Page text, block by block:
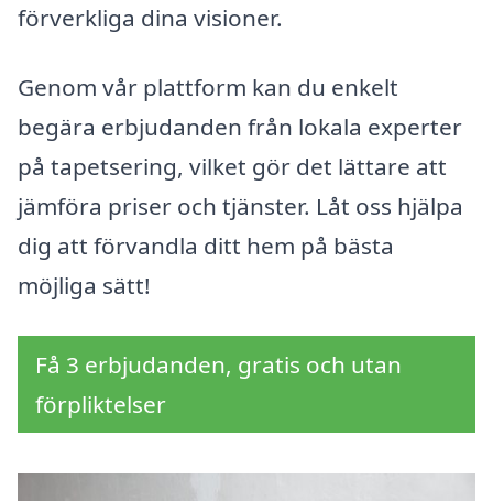
förverkliga dina visioner.
Genom vår plattform kan du enkelt
begära erbjudanden från lokala experter
på tapetsering, vilket gör det lättare att
jämföra priser och tjänster. Låt oss hjälpa
dig att förvandla ditt hem på bästa
möjliga sätt!
Få 3 erbjudanden, gratis och utan
förpliktelser